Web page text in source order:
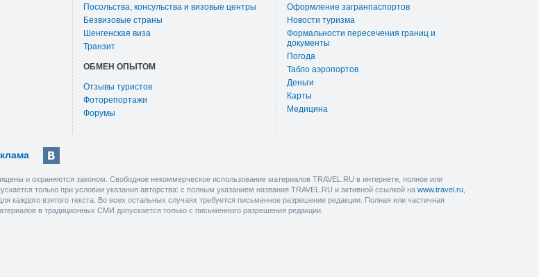
Посольства, консульства и визовые центры
Безвизовые страны
Шенгенская виза
Транзит
ОБМЕН ОПЫТОМ
Отзывы туристов
Фоторепортажи
Форумы
Оформление загранпаспортов
Новости туризма
Формальности пересечения границ и
документы
Погода
Табло аэропортов
Деньги
Карты
Медицина
и охраняются законом. Свободное некоммерческое использование материалов TRAVEL.RU в интернете, полное или
только при условии указания авторства: с полным указанием названия TRAVEL.RU и активной ссылкой на www.travel.ru
каждого взятого текста. Во всех остальных случаях требуется письменное разрешение редакции. Полная или частичная
в традиционных СМИ допускается только с письменного разрешения редакции.